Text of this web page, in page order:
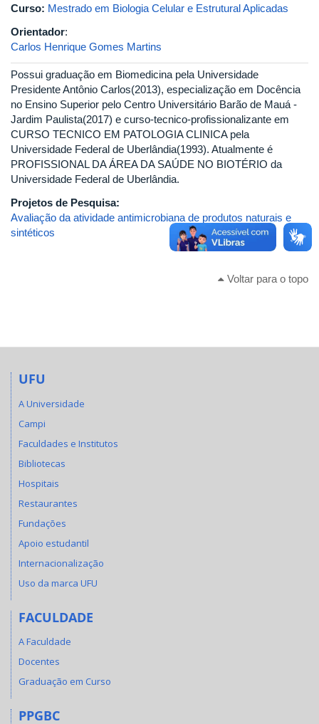
Curso: Mestrado em Biologia Celular e Estrutural Aplicadas
Orientador:
Carlos Henrique Gomes Martins
Possui graduação em Biomedicina pela Universidade
Presidente Antônio Carlos(2013), especialização em Docência
no Ensino Superior pelo Centro Universitário Barão de Mauá -
Jardim Paulista(2017) e curso-tecnico-profissionalizante em
CURSO TECNICO EM PATOLOGIA CLINICA pela
Universidade Federal de Uberlândia(1993). Atualmente é
PROFISSIONAL DA ÁREA DA SAÚDE NO BIOTÉRIO da
Universidade Federal de Uberlândia.
Projetos de Pesquisa:
Avaliação da atividade antimicrobiana de produtos naturais e
sintéticos
Voltar para o topo
UFU
A Universidade
Campi
Faculdades e Institutos
Bibliotecas
Hospitais
Restaurantes
Fundações
Apoio estudantil
Internacionalização
Uso da marca UFU
FACULDADE
A Faculdade
Docentes
Graduação em Curso
PPGBC